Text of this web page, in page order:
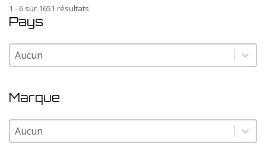
1 - 6 sur 1651 résultats
Pays
Pays
Pays
Marque
Marque
Marque